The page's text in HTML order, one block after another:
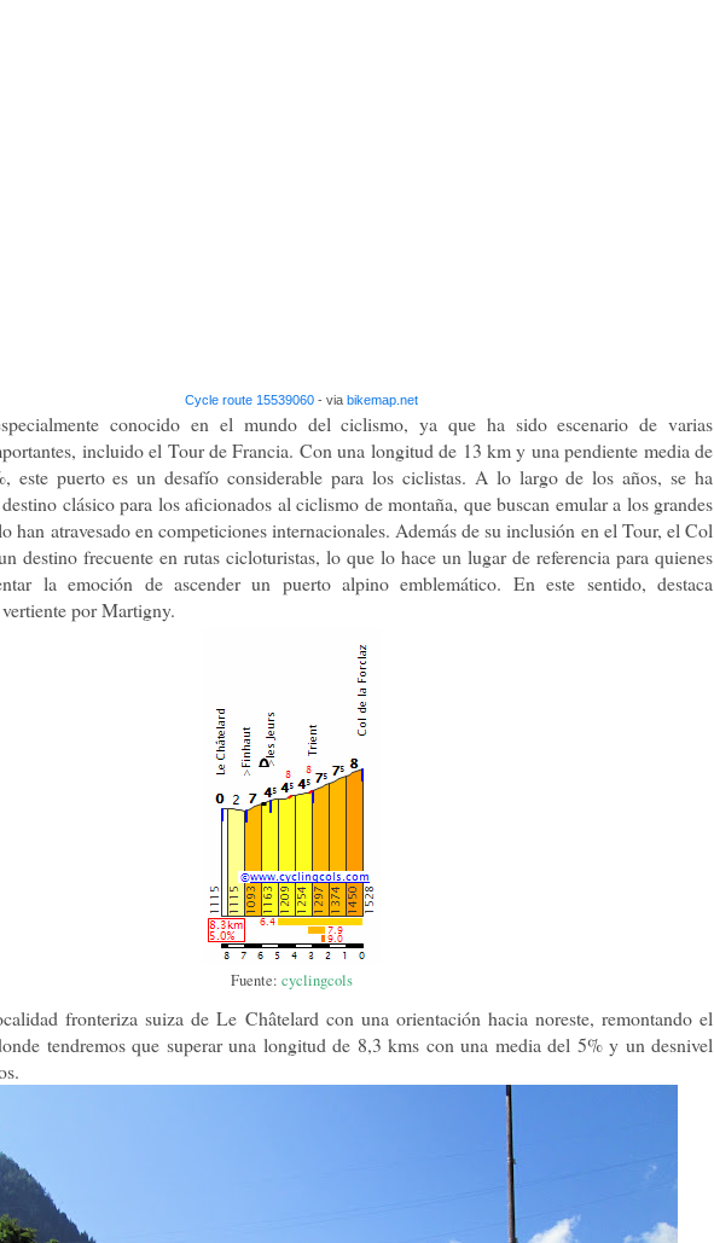
Cycle route 15539060- via bikemap.net
conocido en el mundo del ciclismo, ya que ha sido escenario de varias
incluido el Tour de Francia. Con una longitud de 13 km y una pendiente media de
este puerto es un desafío considerable para los ciclistas. A lo largo de los años, se ha
clásico para los aficionados al ciclismo de montaña, que buscan emular a los grandes
han atravesado en competiciones internacionales. Además de su inclusión en el Tour, el Col
destino frecuente en rutas cicloturistas, lo que lo hace un lugar de referencia para quienes
la emoción de ascender un puerto alpino emblemático. En este sentido, destaca
por Martigny.
Fuente: cyclingcols
fronteriza suiza de Le Châtelard con una orientación hacia noreste, remontando el
tendremos que superar una longitud de 8,3 kms con una media del 5% y un desnivel